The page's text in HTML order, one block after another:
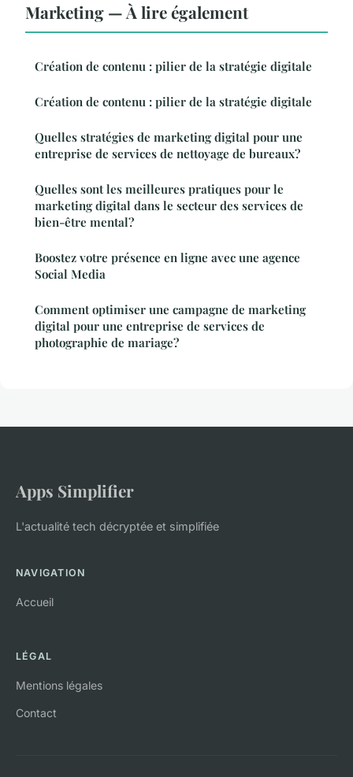
Marketing — À lire également
Création de contenu : pilier de la stratégie digitale
Création de contenu : pilier de la stratégie digitale
Quelles stratégies de marketing digital pour une
entreprise de services de nettoyage de bureaux?
Quelles sont les meilleures pratiques pour le
marketing digital dans le secteur des services de
bien-être mental?
Boostez votre présence en ligne avec une agence
Social Media
Comment optimiser une campagne de marketing
digital pour une entreprise de services de
photographie de mariage?
Apps Simplifier
L'actualité tech décryptée et simplifiée
NAVIGATION
Accueil
LÉGAL
Mentions légales
Contact